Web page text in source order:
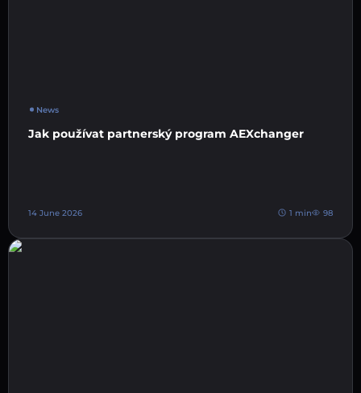
News
Jak používat partnerský program AEXchanger
14 June 2026 1 min 98